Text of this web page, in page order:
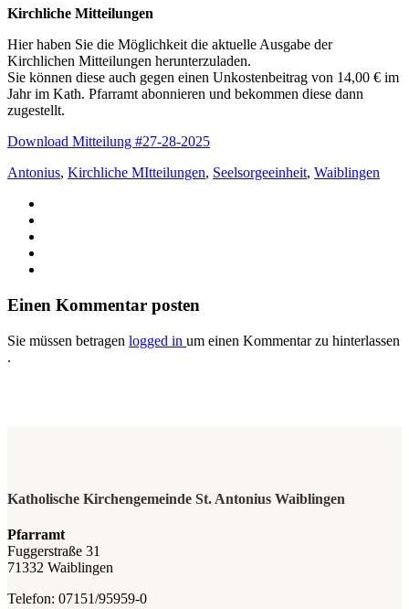
Kirchliche Mitteilungen
Hier haben Sie die Möglichkeit die aktuelle Ausgabe der
Kirchlichen Mitteilungen herunterzuladen.
Sie können diese auch gegen einen Unkostenbeitrag von 14,00 € im
Jahr im Kath. Pfarramt abonnieren und bekommen diese dann
zugestellt.
Download Mitteilung #27-28-2025
Antonius, Kirchliche MItteilungen, Seelsorgeeinheit, Waiblingen
Einen Kommentar posten
Sie müssen betragen logged in um einen Kommentar zu hinterlassen
.
Katholische Kirchengemeinde St. Antonius Waiblingen
Pfarramt
Fuggerstraße 31
71332 Waiblingen
Telefon: 07151/95959-0